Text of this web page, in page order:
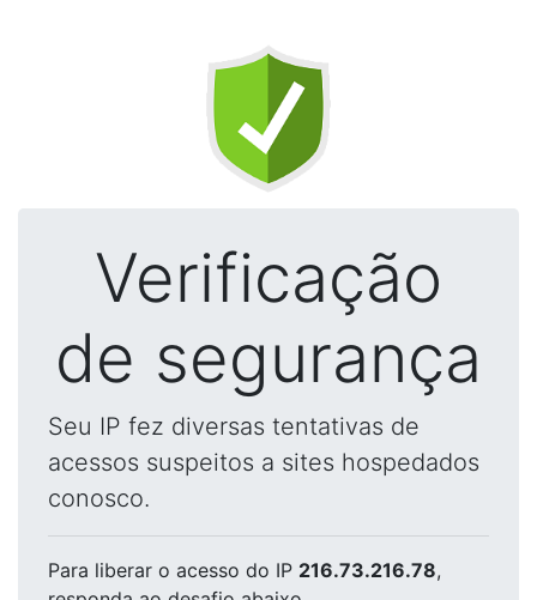
Verificação
de segurança
Seu IP fez diversas tentativas de
acessos suspeitos a sites hospedados
conosco.
Para liberar o acesso do IP 216.73.216.78,